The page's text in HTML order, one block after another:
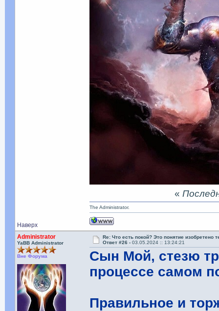
Наверх
«
The Administrator.
Administrator
YaBB Administrator
Вне Форума
Re: Что есть покой? Это понятие изобретено
Ответ #26 -03.05.2024 :: 13:24:21
Сын Мой, стезю
процессе самом
Правильное и